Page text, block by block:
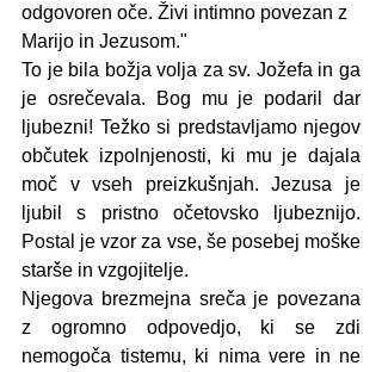
odgovoren oče. Živi intimno povezan z
Marijo in Jezusom."
To je bila božja volja za sv. Jožefa in ga
je osrečevala. Bog mu je podaril dar
ljubezni! Težko si predstavljamo njegov
občutek izpolnjenosti, ki mu je dajala
moč v vseh preizkušnjah. Jezusa je
ljubil s pristno očetovsko ljubeznijo.
Postal je vzor za vse, še posebej moške
starše in vzgojitelje.
Njegova brezmejna sreča je povezana
z ogromno odpovedjo, ki se zdi
nemogoča tistemu, ki nima vere in ne